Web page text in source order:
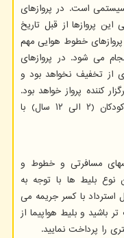
سیستمی است. در پروازهای
پروازها از قبل تاریخ
خطوط هوایی مهم
می شود. در پروازهای
از تخفیف نخواهد بود و
کننده پرواز خواهد بود.
معمولا قیمت بلیط های سیستمی برای کودکان (۲ الی ۱۲ سال) با
مسافرتی و خطوط و
نوع بلیط ها با توجه به
استرداد با کسر جریمه می
باشید و بلیط هواپیما از
را پرداخت نمایید.